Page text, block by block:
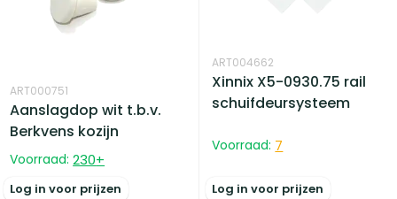
ART000751
Aanslagdop wit t.b.v.
Berkvens kozijn
Voorraad: 230+
Log in voor prijzen
ART004662
Xinnix X5-0930.75 rail
schuifdeursysteem
Voorraad: 7
Log in voor prijzen